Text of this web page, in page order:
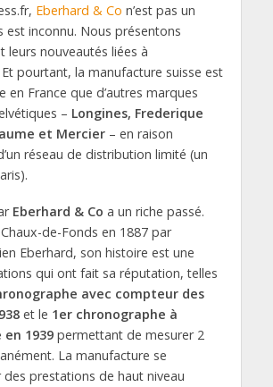
Eberhard & Co n’est pas un
est inconnu. Nous présentons
leurs nouveautés liées à
Et pourtant, la manufacture suisse est
en France que d’autres marques
– Longines, Frederique
et Mercier– en raison
réseau de distribution limité (un
Eberhard & Co a un riche passé.
de-Fonds en 1887 par
Eberhard, son histoire est une
qui ont fait sa réputation, telles
avec compteur des
et le 1er chronographe à
1939permettant de mesurer 2
La manufacture se
prestations de haut niveau